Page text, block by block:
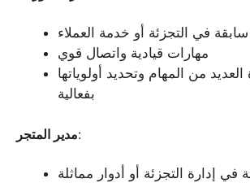
في التجزئة أو خدمة العملاء
مهارات قيادية واتصال قوي
من المهام وتحديد أولوياتها
بفعالية
مدير المتجر:
في إدارة التجزئة أو أدوار مماثلة